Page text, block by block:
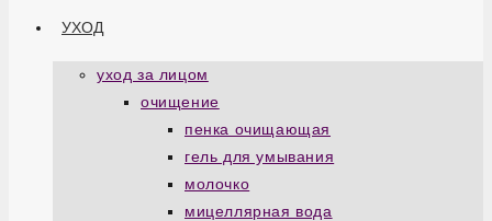
УХОД
уход за лицом
очищение
пенка очищающая
гель для умывания
молочко
мицеллярная вода